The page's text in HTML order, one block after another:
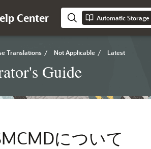
Center Automatic
Translations / Not Applicable / Latest
Guide
について